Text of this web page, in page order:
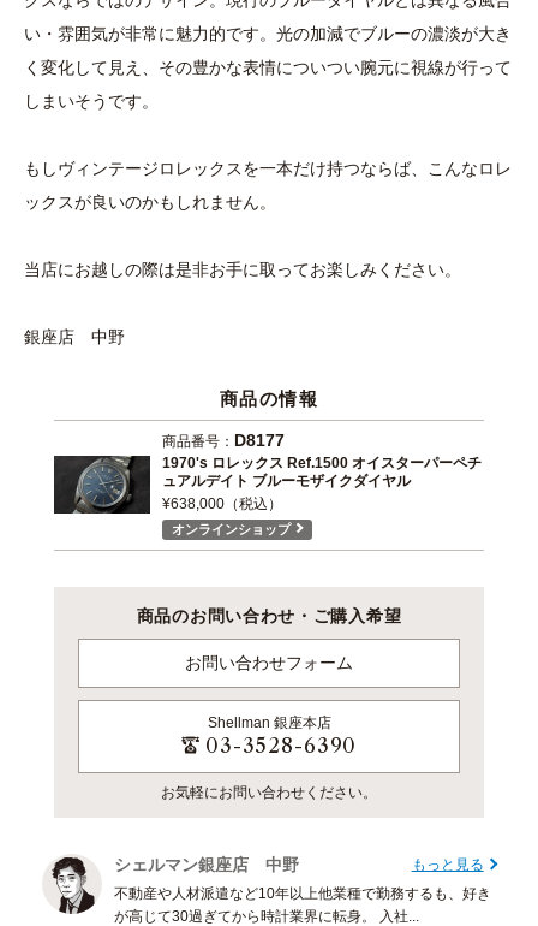
い・雰囲気が非常に魅力的です。光の加減でブルーの濃淡が大き
く変化して見え、その豊かな表情についつい腕元に視線が行って
しまいそうです。
もしヴィンテージロレックスを一本だけ持つならば、こんなロレ
ックスが良いのかもしれません。
当店にお越しの際は是非お手に取ってお楽しみください。
銀座店 中野
商品の情報
商品番号： D8177
1970's ロレックス Ref.1500 オイスターパーペチ
ュアルデイト ブルーモザイクダイヤル
¥638,000（税込）
オンラインショップ
商品のお問い合わせ・ご購入希望
お問い合わせフォーム
Shellman 銀座本店
03-3528-6390
お気軽にお問い合わせください。
シェルマン銀座店 中野
もっと見る
不動産や人材派遣など10年以上他業種で勤務するも、好き
が高じて30過ぎてから時計業界に転身。 入社...